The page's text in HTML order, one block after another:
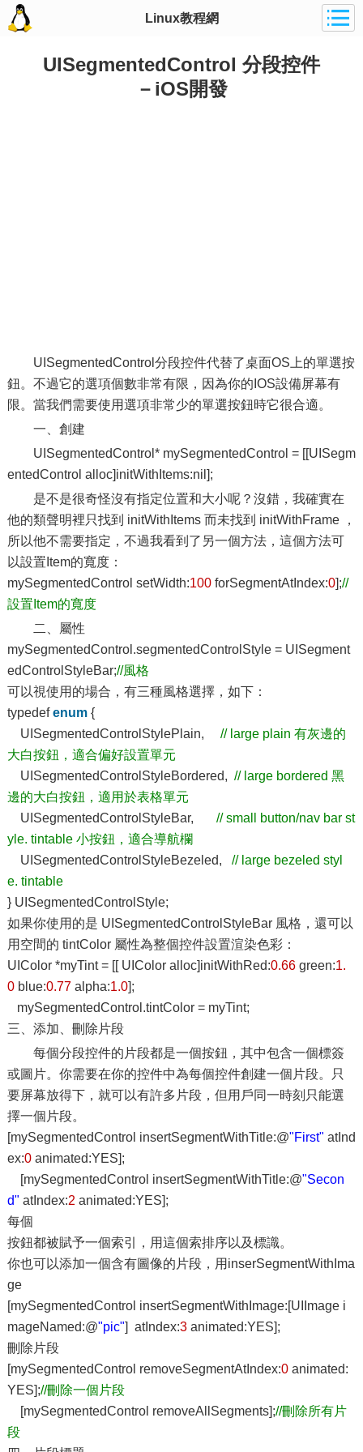
Linux教程網
UISegmentedControl 分段控件
－iOS開發
UISegmentedControl分段控件代替了桌面OS上的單選按
鈕。不過它的選項個數非常有限，因為你的IOS設備屏幕有
限。當我們需要使用選項非常少的單選按鈕時它很合適。
一、創建
UISegmentedControl* mySegmentedControl = [[UISegm
entedControl alloc]initWithItems:nil];
是不是很奇怪沒有指定位置和大小呢？沒錯，我確實在
他的類聲明裡只找到 initWithItems 而未找到 initWithFrame ，
所以他不需要指定，不過我看到了另一個方法，這個方法可
以設置Item的寬度：
mySegmentedControl setWidth:100forSegmentAtIndex:0];//
設置Item的寬度
二、屬性
mySegmentedControl.segmentedControlStyle = UISegment
edControlStyleBar;//風格
可以視使用的場合，有三種風格選擇，如下：
typedefenum{
UISegmentedControlStylePlain, // large plain 有灰邊的
大白按鈕，適合偏好設置單元
UISegmentedControlStyleBordered, // large bordered 黑
邊的大白按鈕，適用於表格單元
UISegmentedControlStyleBar, // small button/nav bar st
yle. tintable 小按鈕，適合導航欄
UISegmentedControlStyleBezeled, // large bezeled styl
e. tintable
} UISegmentedControlStyle;
如果你使用的是 UISegmentedControlStyleBar 風格，還可以
用空間的 tintColor 屬性為整個控件設置渲染色彩：
UIColor *myTint = [[ UIColor alloc]initWithRed:0.66green:1.
0blue:0.77alpha:1.0];
mySegmentedControl.tintColor = myTint;
三、添加、刪除片段
每個分段控件的片段都是一個按鈕，其中包含一個標簽
或圖片。你需要在你的控件中為每個控件創建一個片段。只
要屏幕放得下，就可以有許多片段，但用戶同一時刻只能選
擇一個片段。
[mySegmentedControl insertSegmentWithTitle:@"First" atInd
ex:0animated:YES];
[mySegmentedControl insertSegmentWithTitle:@"Secon
d" atIndex:2 animated:YES];
每個
按鈕都被賦予一個索引，用這個索排序以及標識。
你也可以添加一個含有圖像的片段，用inserSegmentWithIma
ge
[mySegmentedControl insertSegmentWithImage:[UIImage i
mageNamed:@"pic"] atIndex:3animated:YES];
刪除片段
[mySegmentedControl removeSegmentAtIndex:0animated:
YES];//刪除一個片段
[mySegmentedControl removeAllSegments];//刪除所有片
段